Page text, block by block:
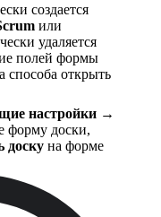
создается
или
удаляется
полей формы
способа открыть
настройки →
форму доски,
доску на форме